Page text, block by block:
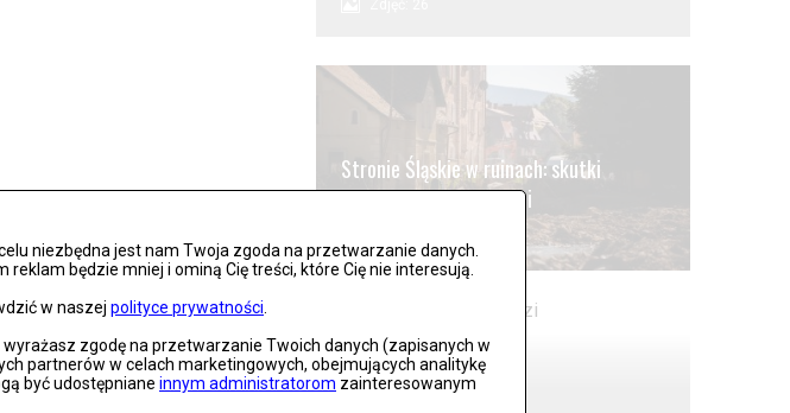
niezbędna jest nam Twoja zgoda na przetwarzanie danych.
będzie mniej i ominą Cię treści, które Cię nie interesują.
w naszej polityce prywatności
zgodę na przetwarzanie Twoich danych (zapisanych w
partnerów w celach marketingowych, obejmujących analitykę
być udostępniane innym administratorom zainteresowanym
Stronie Śląskie w ruinach: skutki
niszczycielskiej powodzi
Lądek Zdrój po powodzi